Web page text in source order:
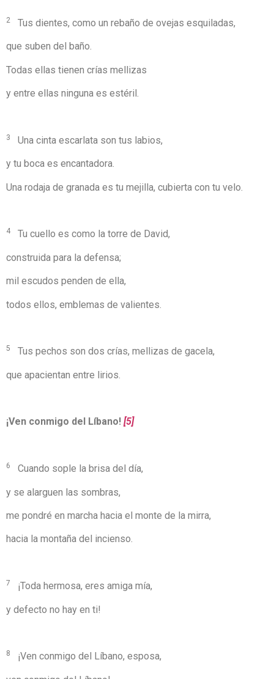
2 Tus dientes, como un rebaño de ovejas esquiladas,
que suben del baño.
Todas ellas tienen crías mellizas
y entre ellas ninguna es estéril.
3 Una cinta escarlata son tus labios,
y tu boca es encantadora.
Una rodaja de granada es tu mejilla, cubierta con tu velo.
4 Tu cuello es como la torre de David,
construida para la defensa;
mil escudos penden de ella,
todos ellos, emblemas de valientes.
5 Tus pechos son dos crías, mellizas de gacela,
que apacientan entre lirios.
¡Ven conmigo del Líbano! [5]
6 Cuando sople la brisa del día,
y se alarguen las sombras,
me pondré en marcha hacia el monte de la mirra,
hacia la montaña del incienso.
7 ¡Toda hermosa, eres amiga mía,
y defecto no hay en ti!
8 ¡Ven conmigo del Líbano, esposa,